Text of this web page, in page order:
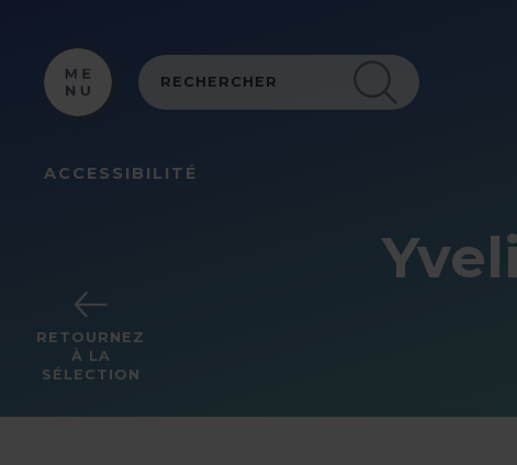
ACCESSIBILITÉ
RETOURNEZ
À LA
SÉLECTION